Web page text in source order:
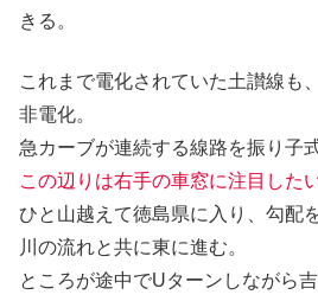
きる。
これまで電化されていた土讃線も
非電化。
急カーブが連続する線路を振り子
この辺りは右手の車窓に注目したい
ひと山越えて徳島県に入り、勾配
川の流れと共に東に進む。
ところが途中でUターンしながら